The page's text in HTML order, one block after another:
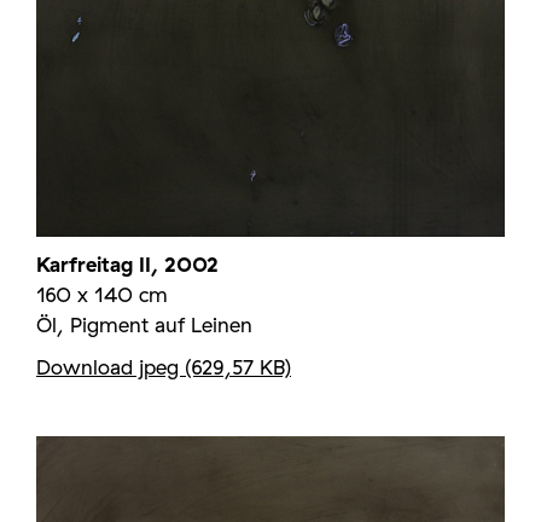
Karfreitag II, 2002
160 x 140 cm
Öl, Pigment auf Leinen
Download jpeg (629,57 KB)